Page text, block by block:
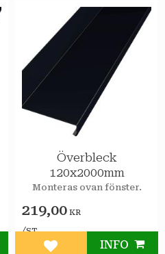
Överbleck
120x2000mm
Monteras ovan fönster.
219,00 KR
/ST
INFO